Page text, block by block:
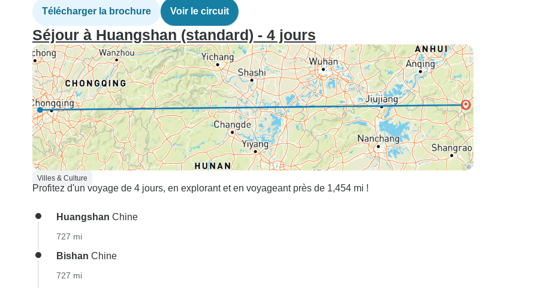
Télécharger la brochure Voir le circuit
Séjour à Huangshan (standard) - 4 jours
Villes & Culture
Profitez d'un voyage de 4 jours, en explorant et en voyageant près de 1,454 mi !
Huangshan Chine
727 mi
Bishan Chine
727 mi